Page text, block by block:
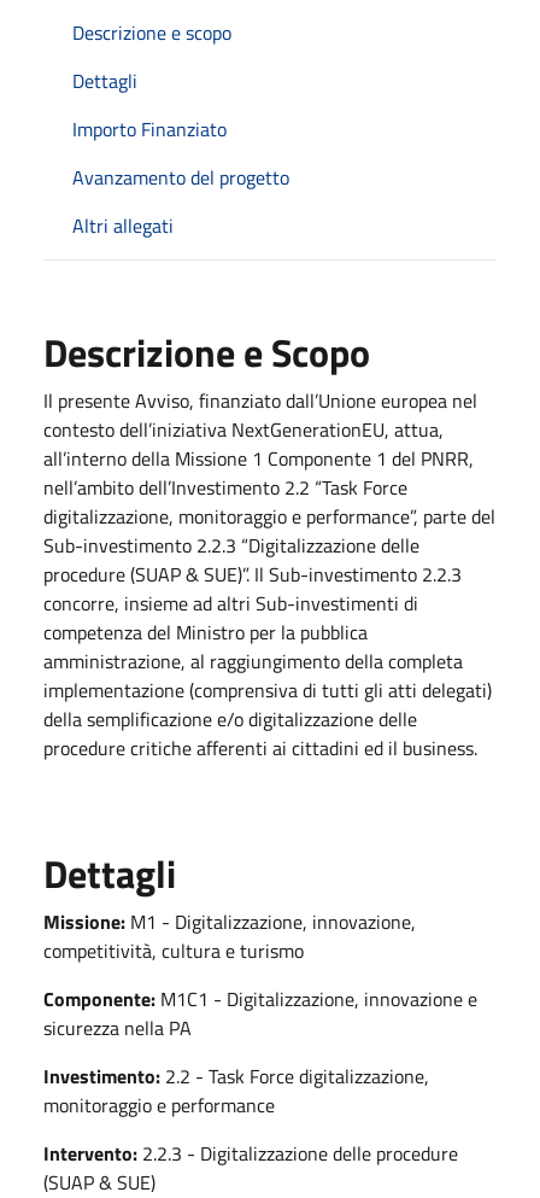
Descrizione e scopo
Dettagli
Importo Finanziato
Avanzamento del progetto
Altri allegati
Descrizione e Scopo
Il presente Avviso, finanziato dall’Unione europea nel
contesto dell’iniziativa NextGenerationEU, attua,
all’interno della Missione 1 Componente 1 del PNRR,
nell’ambito dell’Investimento 2.2 “Task Force
digitalizzazione, monitoraggio e performance”, parte del
Sub-investimento 2.2.3 “Digitalizzazione delle
procedure (SUAP & SUE)”. Il Sub-investimento 2.2.3
concorre, insieme ad altri Sub-investimenti di
competenza del Ministro per la pubblica
amministrazione, al raggiungimento della completa
implementazione (comprensiva di tutti gli atti delegati)
della semplificazione e/o digitalizzazione delle
procedure critiche afferenti ai cittadini ed il business.
Dettagli
Missione: M1 - Digitalizzazione, innovazione,
competitività, cultura e turismo
Componente: M1C1 - Digitalizzazione, innovazione e
sicurezza nella PA
Investimento: 2.2 - Task Force digitalizzazione,
monitoraggio e performance
Intervento: 2.2.3 - Digitalizzazione delle procedure
(SUAP & SUE)